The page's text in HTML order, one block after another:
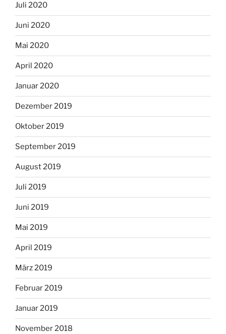
Juli 2020
Juni 2020
Mai 2020
April 2020
Januar 2020
Dezember 2019
Oktober 2019
September 2019
August 2019
Juli 2019
Juni 2019
Mai 2019
April 2019
März 2019
Februar 2019
Januar 2019
November 2018